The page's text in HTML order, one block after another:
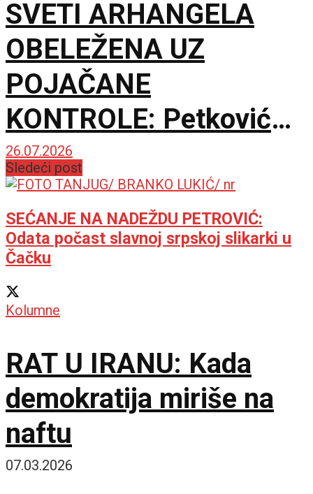
SVETI ARHANGELA
OBELEŽENA UZ
POJAČANE
KONTROLE: Petković
optužio Prištinu za
represiju nad vernicima
26.07.2026
Sledeći post
SEĆANJE NA NADEŽDU PETROVIĆ:
Odata počast slavnoj srpskoj slikarki u
Čačku
Kolumne
RAT U IRANU: Kada
demokratija miriše na
naftu
07.03.2026